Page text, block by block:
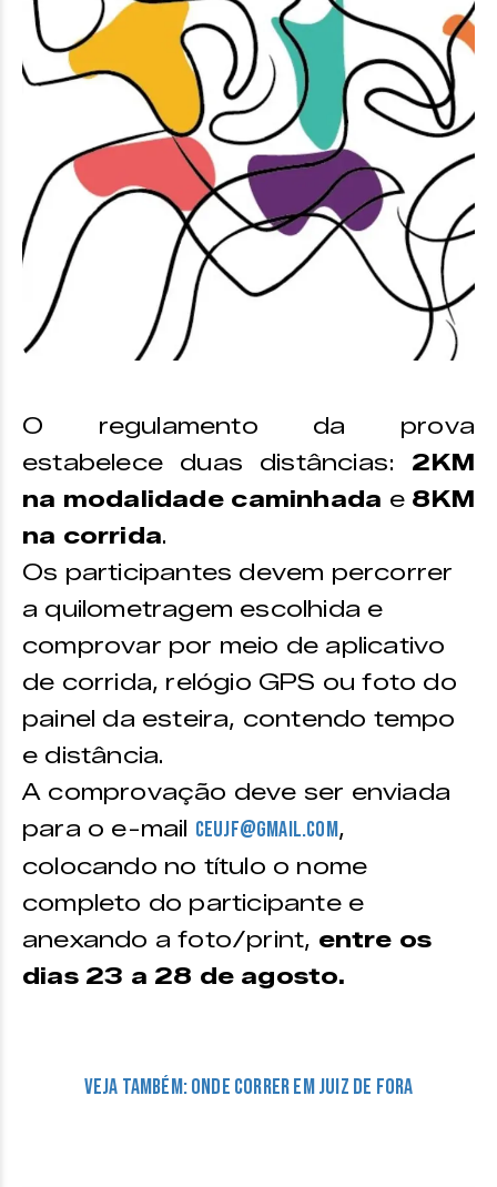
O regulamento da prova
estabelece duas distâncias: 2KM
na modalidade caminhada e 8KM
na corrida.
Os participantes devem percorrer
a quilometragem escolhida e
comprovar por meio de aplicativo
de corrida, relógio GPS ou foto do
painel da esteira, contendo tempo
e distância.
A comprovação deve ser enviada
para o e-mail ceujf@gmail.com,
colocando no título o nome
completo do participante e
anexando a foto/print, entre os
dias 23 a 28 de agosto.
Veja também: onde correr em Juiz de Fora